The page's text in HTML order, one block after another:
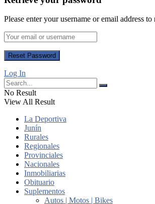
Please enter your username or email address
Log In
No Result
View All Result
La Deportiva
Junín
Rurales
Regionales
Provinciales
Nacionales
Inmobiliarias
Obituario
Suplementos
Autos | Motos | Bikes